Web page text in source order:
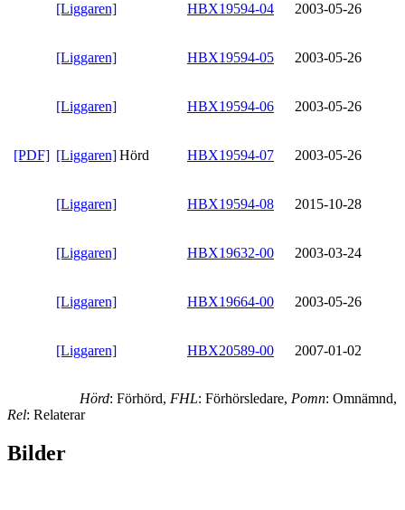
[Liggaren] HBX19594-04 2003-05-26
[Liggaren] HBX19594-05 2003-05-26
[Liggaren] HBX19594-06 2003-05-26
[PDF] [Liggaren]Hörd HBX19594-07 2003-05-26
[Liggaren] HBX19594-08 2015-10-28
[Liggaren] HBX19632-00 2003-03-24
[Liggaren] HBX19664-00 2003-05-26
[Liggaren] HBX20589-00 2007-01-02
Hörd: Förhörd, FHL: Förhörsledare, Pomn: Omnämnd,
Rel: Relaterar
Bilder